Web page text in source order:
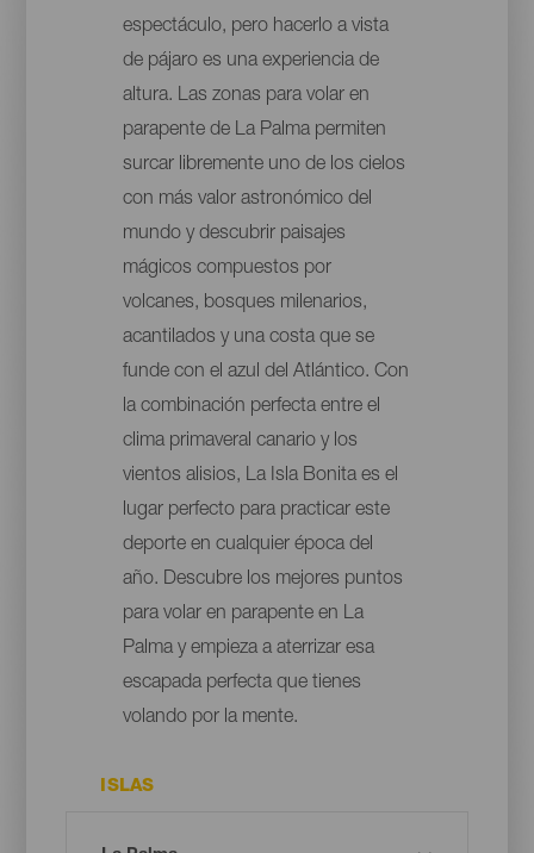
espectáculo, pero hacerlo a vista
de pájaro es una experiencia de
altura. Las zonas para volar en
parapente de La Palma permiten
surcar libremente uno de los cielos
con más valor astronómico del
mundo y descubrir paisajes
mágicos compuestos por
volcanes, bosques milenarios,
acantilados y una costa que se
funde con el azul del Atlántico. Con
la combinación perfecta entre el
clima primaveral canario y los
vientos alisios, La Isla Bonita es el
lugar perfecto para practicar este
deporte en cualquier época del
año. Descubre los mejores puntos
para volar en parapente en La
Palma y empieza a aterrizar esa
escapada perfecta que tienes
volando por la mente.
ISLAS